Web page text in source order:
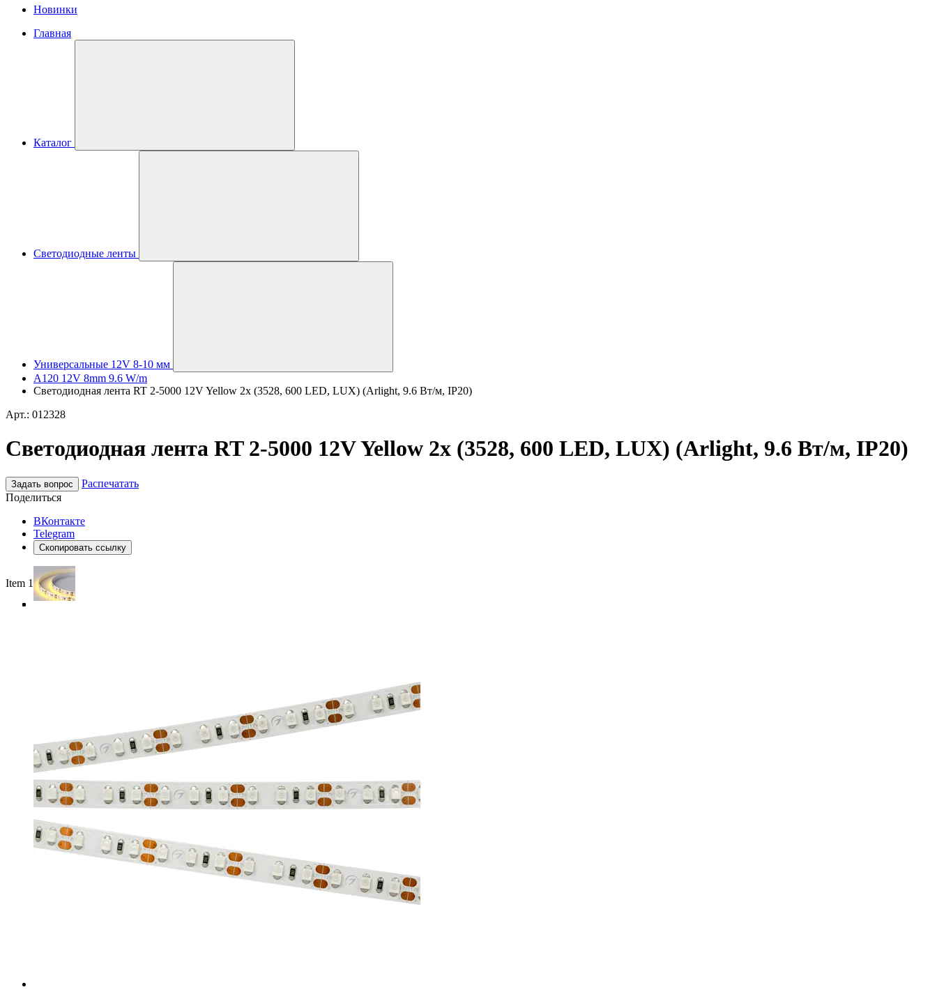
Новинки
Главная
Каталог
Светодиодные ленты
Универсальные 12V 8-10 мм
A120 12V 8mm 9.6 W/m
Светодиодная лента RT 2-5000 12V Yellow 2x (3528, 600 LED, LUX) (Arlight, 9.6 Вт/м, IP20)
Арт.: 012328
Светодиодная лента RT 2-5000 12V Yellow 2x (3528, 600 LED, LUX) (Arlight, 9.6 Вт/м, IP20)
Задать вопрос
Распечатать
Поделиться
ВКонтакте
Telegram
Скопировать ссылку
Item 1 of 4